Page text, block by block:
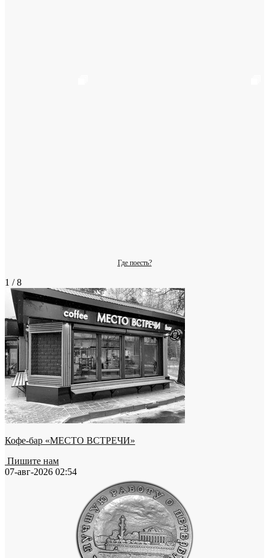
Где поесть?
1 / 8
Кофе-бар «МЕСТО ВСТРЕЧИ»
Пишите нам
07-авг-2026 02:54